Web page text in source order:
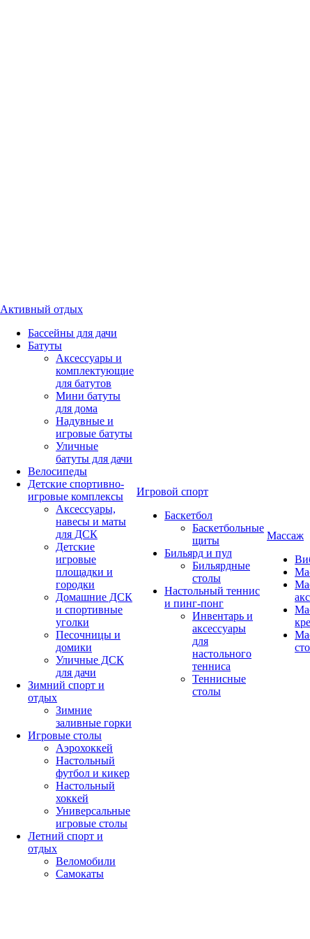
Активный отдых
Бассейны для дачи
Батуты
Аксессуары и
комплектующие
для батутов
Мини батуты
для дома
Надувные и
игровые батуты
Уличные
батуты для дачи
Велосипеды
Детские спортивно-
игровые комплексы
Аксессуары,
навесы и маты
для ДСК
Детские
игровые
площадки и
городки
Домашние ДСК
и спортивные
уголки
Песочницы и
домики
Уличные ДСК
для дачи
Зимний спорт и
отдых
Зимние
заливные горки
Игровые столы
Аэрохоккей
Настольный
футбол и кикер
Настольный
хоккей
Универсальные
игровые столы
Летний спорт и
отдых
Веломобили
Самокаты
Игровой спорт
Баскетбол
Баскетбольные
щиты
Бильярд и пул
Бильярдные
столы
Настольный теннис
и пинг-понг
Инвентарь и
аксессуары
для
настольного
тенниса
Теннисные
столы
Массаж